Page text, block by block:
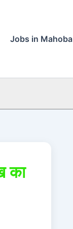
Jobs in Mahoba
का